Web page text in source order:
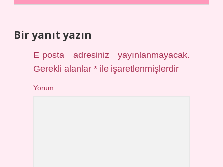
Bir yanıt yazın
E-posta adresiniz yayınlanmayacak.
Gerekli alanlar* ile işaretlenmişlerdir
Yorum